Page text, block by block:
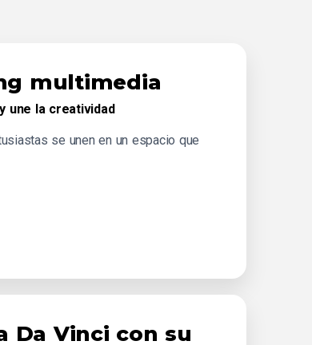
multimedia
une la creatividad
se unen en un espacio que
Da Vinci con su